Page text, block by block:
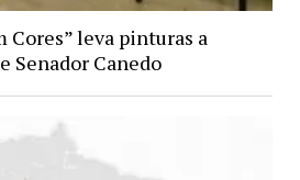
Cores” leva pinturas a
Senador Canedo